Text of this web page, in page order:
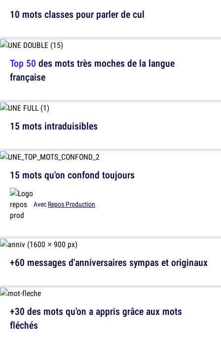
Top 50 des mots très moches de la langue
française
15 mots qu'on confond toujours
Avec Repos Production
+30 des mots qu'on a appris grâce aux mots
fléchés
10 mots classes pour parler de cul
15 mots intraduisibles
+60 messages d'anniversaires sympas et originaux